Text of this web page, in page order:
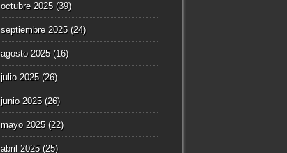
octubre 2025(39)
septiembre 2025(24)
agosto 2025(16)
julio 2025(26)
junio 2025(26)
mayo 2025(22)
abril 2025(25)